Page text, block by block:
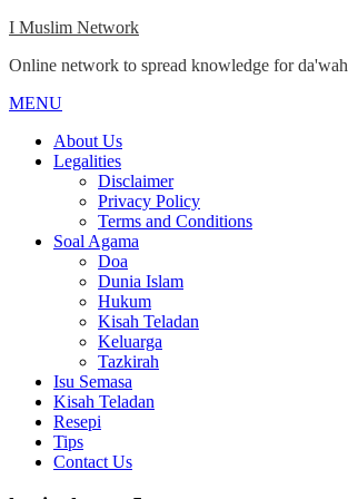
Skip
content
I Muslim Network
Online network to spread knowledge for da'wah
MENU
Menu
About Us
Legalities
Disclaimer
Privacy Policy
Terms and Conditions
Soal Agama
Doa
Dunia Islam
Hukum
Kisah Teladan
Keluarga
Tazkirah
Isu Semasa
Kisah Teladan
Resepi
Tips
Contact Us